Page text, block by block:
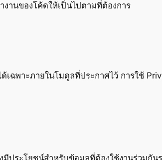
านของโค้ดให้เป็นไปตามที่ต้องการ
ฉพาะภายในโมดูลที่ประกาศไว้ การใช้
ประโยชน์สำหรับข้อมูลที่ต้องใช้งานร่วมกัน